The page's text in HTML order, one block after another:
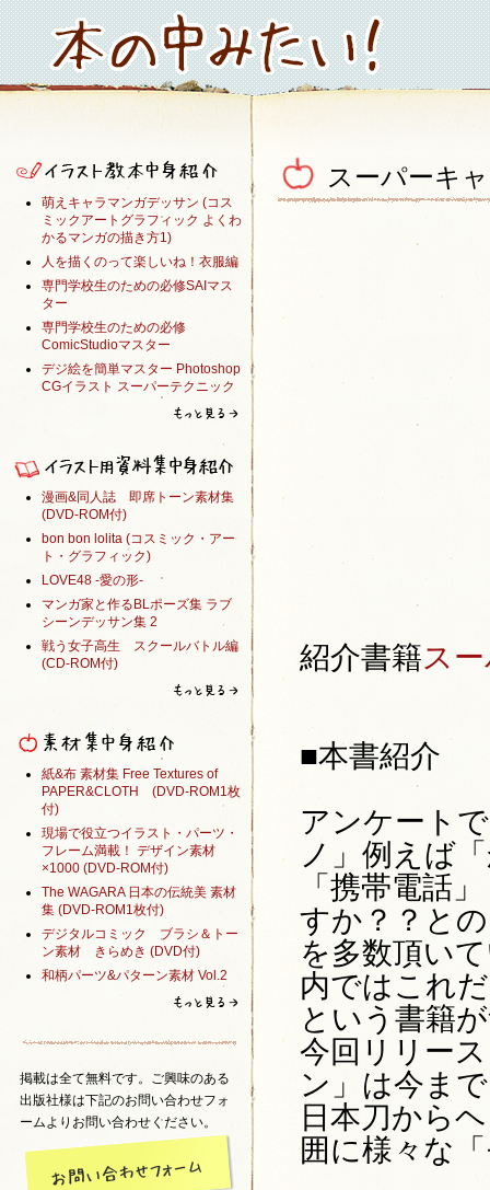
萌えキャラマンガデッサン (コス
ミックアートグラフィック よくわ
かるマンガの描き方1)
人を描くのって楽しいね！衣服編
専門学校生のための必修SAIマス
ター
専門学校生のための必修
ComicStudioマスター
デジ絵を簡単マスター Photoshop
CGイラスト スーパーテクニック
漫画&同人誌 即席トーン素材集
(DVD-ROM付)
bon bon lolita (コスミック・アー
ト・グラフィック)
LOVE48 -愛の形-
マンガ家と作るBLポーズ集 ラブ
シーンデッサン集 2
戦う女子高生 スクールバトル編
(CD-ROM付)
紙&布 素材集 Free Textures of
PAPER&CLOTH (DVD-ROM1枚
付)
現場で役立つイラスト・パーツ・
フレーム満載！ デザイン素材
×1000 (DVD-ROM付)
The WAGARA 日本の伝統美 素材
集 (DVD-ROM1枚付)
デジタルコミック ブラシ＆トー
ン素材 きらめき (DVD付)
和柄パーツ&パターン素材 Vol.2
掲載は全て無料です。ご興味のある
出版社様は下記のお問い合わせフォ
ームよりお問い合わせください。
スーパーキ
紹介書籍ス
■本書紹介
アンケート
ノ」例えば
「携帯電話
すか？？と
を多数頂い
内ではこれ
という書籍
今回リリー
ン」は今ま
日本刀から
囲に様々な